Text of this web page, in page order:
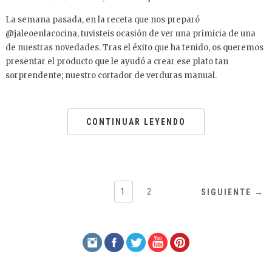
La semana pasada, en la receta que nos preparó
@jaleoenlacocina, tuvisteis ocasión de ver una primicia de una
de nuestras novedades. Tras el éxito que ha tenido, os queremos
presentar el producto que le ayudó a crear ese plato tan
sorprendente; nuestro cortador de verduras manual.
CONTINUAR LEYENDO
1 2 SIGUIENTE →